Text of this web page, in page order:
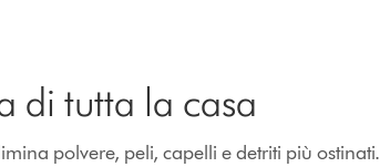
di tutta la casa
polvere, peli, capelli e detriti più ostinati.